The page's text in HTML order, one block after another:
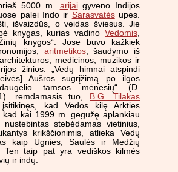
5000 m. arijaigyveno Indijos
palei Indo ir Sarasvatėsupes.
išvaizdūs, o veidas šviesus. Jie
knygas, kurias vadino Vedomis
knygos“. Jose buvo kažkiek
aritmetikos, šaudymo iš
medicinos, muzikos ir
žinios. „Vedų himnai atspindi
Aušros sugrįžimą po ilgos
tamsos mėnesių“ (D.
remdamasis tuo, B.G. Tilakas
kad Vedos kilę Arkties
kad kai 1999 m. gegužę aplankiau
stebėdamas vietinius,
krikščionimis, atlieka Vedų
kaip Ugnies, Saulės ir Medžių
Ten taip pat yra vediškos kilmės
ir indų.